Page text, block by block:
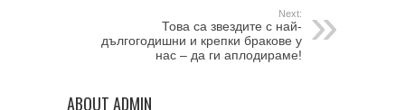
Next:
Това са звездите с най-
дългогодишни и крепки бракове у
нас – да ги аплодираме!
ABOUT ADMIN